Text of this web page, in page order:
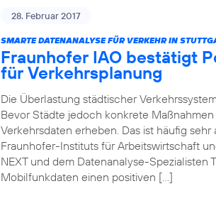
28. Februar 2017
SMARTE DATENANALYSE FÜR VERKEHR IN
Fraunhofer IAO bestätigt
für Verkehrsplanung
Die Überlastung städtischer
Bevor Städte jedoch konkrete
Verkehrsdaten erheben. Das ist häufig
Fraunhofer-Instituts für Arbeitswirtschaft
NEXT und dem Datenanalyse-Spezialisten
Mobilfunkdaten einen positiven […]